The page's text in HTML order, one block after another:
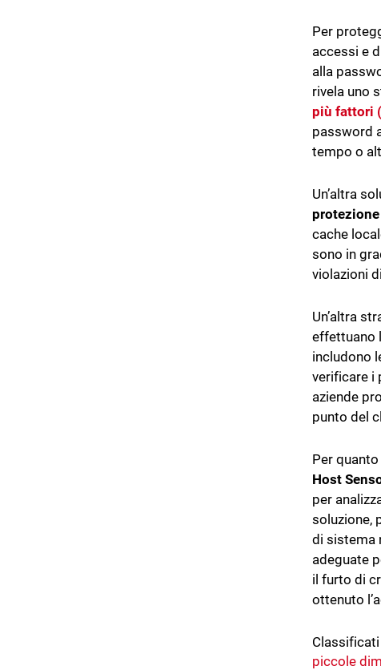
Per
accessi e
alla
rivela uno
più fattori
password
tempo o
Un’altra
cache
sono in
violazioni
Un’altra
effettuano
includono
verificare i
aziende
punto del
Per
Host
per
soluzione,
di sistema
adeguate
il furto di
ottenuto
piccole